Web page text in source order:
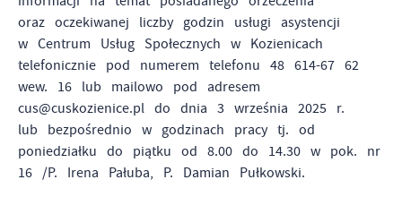
oraz oczekiwanej liczby godzin usługi asystencji
w Centrum Usług Społecznych w Kozienicach
telefonicznie pod numerem telefonu 48 614-67 62
wew. 16 lub mailowo pod adresem
cus@cuskozienice.pl do dnia 3 września 2025 r.
lub bezpośrednio w godzinach pracy tj. od
poniedziałku do piątku od 8.00 do 14.30 w pok. nr
16 /P. Irena Pałuba, P. Damian Pułkowski.